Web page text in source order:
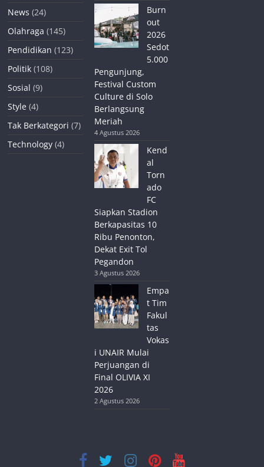
News (24)
Olahraga (145)
Pendidikan (123)
Politik (108)
Sosial (9)
Style (4)
Tak Berkategori (7)
Technology (4)
Burn
out
2026
Sedot
5.000
Pengunjung,
Festival Custom
Culture di Solo
Berlangsung
Meriah
4 Agustus 2026
Kend
al
Torn
ado
FC
Siapkan Stadion
Berkapasitas 10
Ribu Penonton,
Dekat Exit Tol
Pegandon
3 Agustus 2026
Empa
t Tim
Fakul
tas
Vokas
i UNAIR Mulai
Perjuangan di
Final OLIVIA XI
2026
2 Agustus 2026